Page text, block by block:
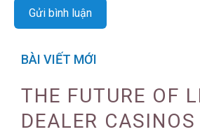
BÀI VIẾT MỚI
THE FUTURE OF
DEALER CASINOS